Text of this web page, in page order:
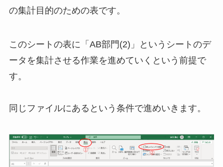
の集計目的のための表です。
このシートの表に「AB部門(2)」というシートのデ
ータを集計させる作業を進めていくという前提で
す。
同じファイルにあるという条件で進めいきます。